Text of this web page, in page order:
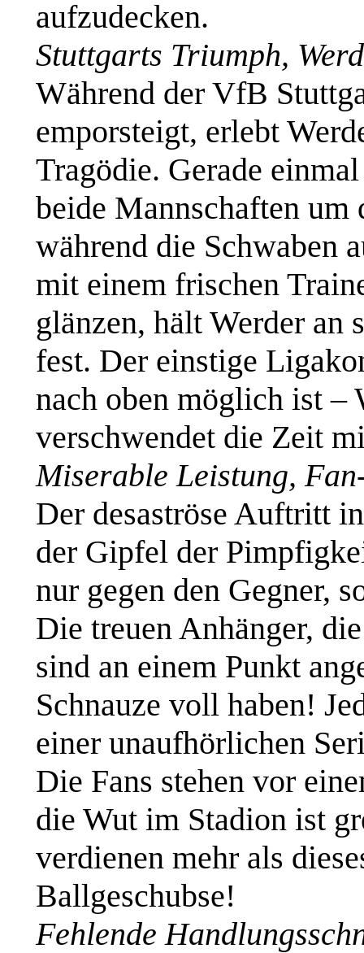
aufzudecken.
Stuttgarts Triumph,
Während der VfB
emporsteigt, erlebt
Tragödie. Gerade
beide Mannschaften um
während die Schwaben
mit einem frischen
glänzen, hält Werder an
fest. Der einstige
nach oben möglich ist –
verschwendet die Zeit
Miserable Leistung,
Der desaströse Auftritt
der Gipfel der
nur gegen den Gegner,
Die treuen Anhänger,
sind an einem Punkt
Schnauze voll haben!
einer unaufhörlichen
Die Fans stehen vor
die Wut im Stadion ist
verdienen mehr als
Ballgeschubse!
Fehlende